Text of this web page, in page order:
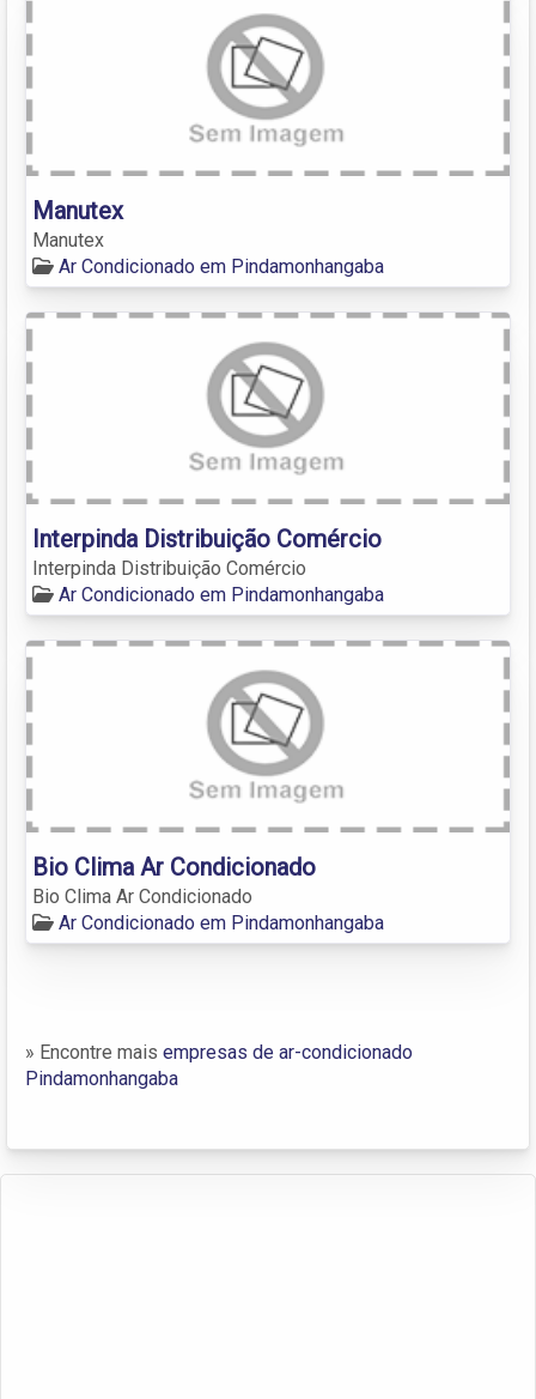
Manutex
Manutex
Ar Condicionado em Pindamonhangaba
Interpinda Distribuição Comércio
Interpinda Distribuição Comércio
Ar Condicionado em Pindamonhangaba
Bio Clima Ar Condicionado
Bio Clima Ar Condicionado
Ar Condicionado em Pindamonhangaba
» Encontre mais empresas de ar-condicionado
Pindamonhangaba